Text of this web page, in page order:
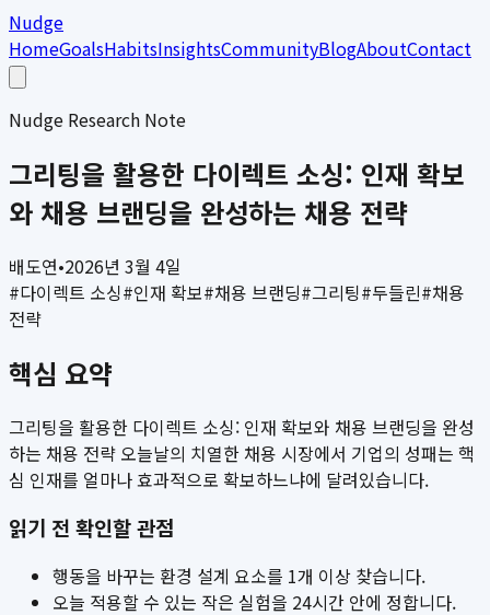
Nudge
HomeGoalsHabitsInsightsCommunityBlogAboutContact
Nudge Research Note
그리팅을 활용한 다이렉트 소싱: 인재 확보
와 채용 브랜딩을 완성하는 채용 전략
배도연•2026년 3월 4일
#다이렉트 소싱#인재 확보#채용 브랜딩#그리팅#두들린#채용
전략
핵심 요약
그리팅을 활용한 다이렉트 소싱: 인재 확보와 채용 브랜딩을 완성
하는 채용 전략 오늘날의 치열한 채용 시장에서 기업의 성패는 핵
심 인재를 얼마나 효과적으로 확보하느냐에 달려있습니다.
읽기 전 확인할 관점
행동을 바꾸는 환경 설계 요소를 1개 이상 찾습니다.
오늘 적용할 수 있는 작은 실험을 24시간 안에 정합니다.